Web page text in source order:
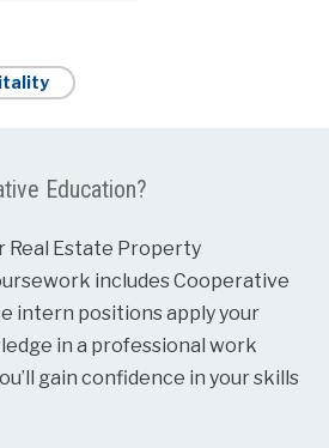
Education?
Real Estate Property
includes Cooperative
intern positions apply your
in a professional work
gain confidence in your skills